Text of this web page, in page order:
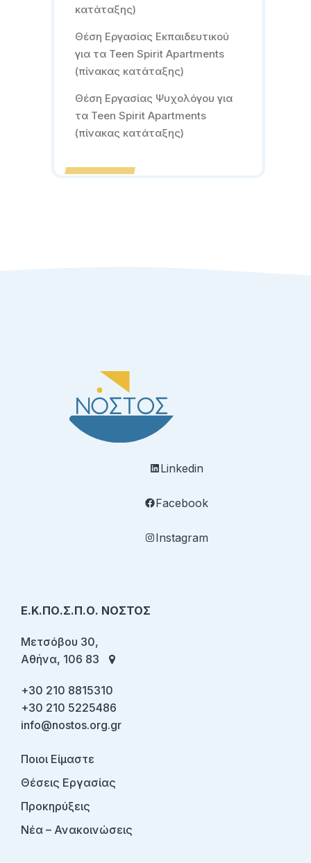
κατάταξης)
Θέση Εργασίας Εκπαιδευτικού
για τα Teen Spirit Apartments
(πίνακας κατάταξης)
Θέση Εργασίας Ψυχολόγου για
τα Teen Spirit Apartments
(πίνακας κατάταξης)
Linkedin
Facebook
Instagram
Ε.Κ.ΠΟ.Σ.Π.Ο. ΝΟΣΤΟΣ
Μετσόβου 30,
Αθήνα, 106 83
+30 210 8815310
+30 210 5225486
info@nostos.org.gr
Ποιοι Είμαστε
Θέσεις Εργασίας
Προκηρύξεις
Νέα – Ανακοινώσεις